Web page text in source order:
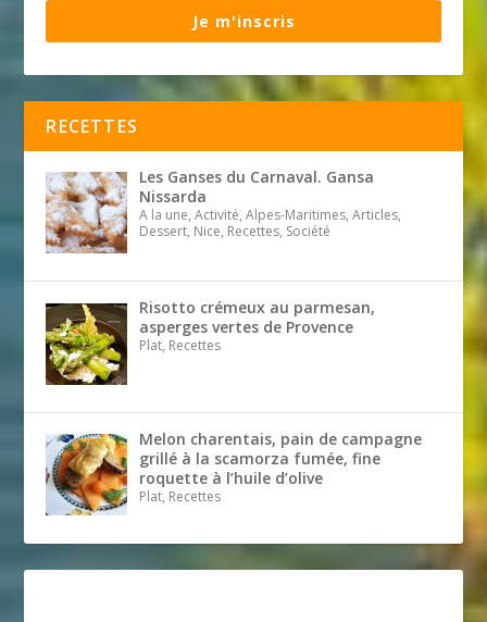
Je m'inscris
RECETTES
Les Ganses du Carnaval. Gansa
Nissarda
A la une, Activité, Alpes-Maritimes, Articles,
Dessert, Nice, Recettes, Société
Risotto crémeux au parmesan,
asperges vertes de Provence
Plat, Recettes
Melon charentais, pain de campagne
grillé à la scamorza fumée, fine
roquette à l’huile d’olive
Plat, Recettes